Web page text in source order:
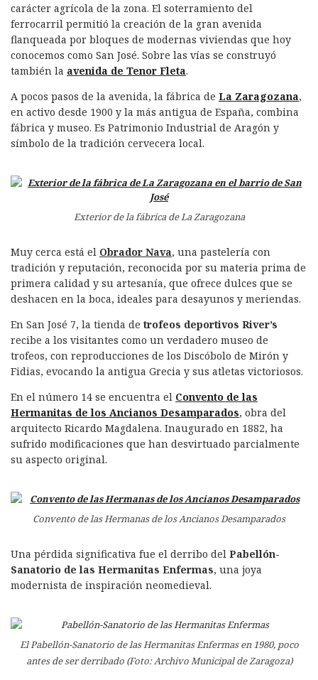
carácter agrícola de la zona. El soterramiento del
ferrocarril permitió la creación de la gran avenida
flanqueada por bloques de modernas viviendas que hoy
conocemos como San José. Sobre las vías se construyó
también la avenida de Tenor Fleta.
A pocos pasos de la avenida, la fábrica de La Zaragozana,
en activo desde 1900 y la más antigua de España, combina
fábrica y museo. Es Patrimonio Industrial de Aragón y
símbolo de la tradición cervecera local.
Exterior de la fábrica de La Zaragozana
Muy cerca está el Obrador Nava, una pastelería con
tradición y reputación, reconocida por su materia prima de
primera calidad y su artesanía, que ofrece dulces que se
deshacen en la boca, ideales para desayunos y meriendas.
En San José 7, la tienda de trofeos deportivos River’s
recibe a los visitantes como un verdadero museo de
trofeos, con reproducciones de los Discóbolo de Mirón y
Fidias, evocando la antigua Grecia y sus atletas victoriosos.
En el número 14 se encuentra el Convento de las
Hermanitas de los Ancianos Desamparados, obra del
arquitecto Ricardo Magdalena. Inaugurado en 1882, ha
sufrido modificaciones que han desvirtuado parcialmente
su aspecto original.
Convento de las Hermanas de los Ancianos Desamparados
Una pérdida significativa fue el derribo del Pabellón-
Sanatorio de las Hermanitas Enfermas, una joya
modernista de inspiración neomedieval.
El Pabellón-Sanatorio de las Hermanitas Enfermas en 1980, poco
antes de ser derribado (Foto: Archivo Municipal de Zaragoza)